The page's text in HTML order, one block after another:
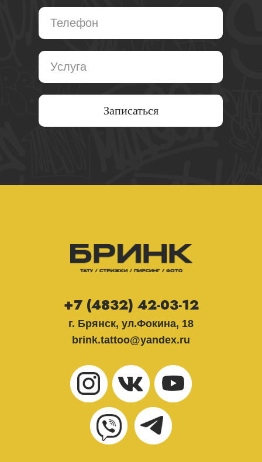
Записаться
г. Брянск, ул.Фокина, 18
brink.tattoo@yandex.ru
+7 (4832) 42-03-12